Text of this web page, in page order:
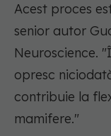
Acest proces
senior autor
Neuroscience.
opresc
contribuie la
mamifere."